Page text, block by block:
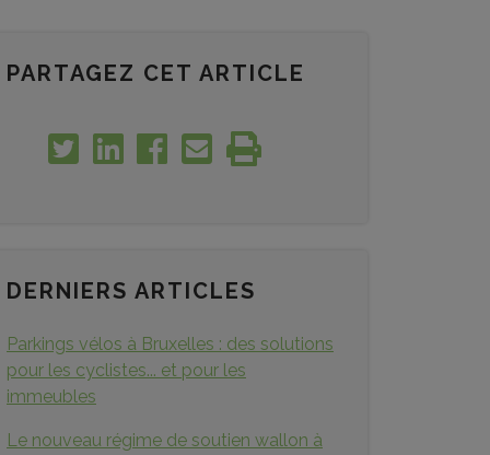
PARTAGEZ CET ARTICLE
DERNIERS ARTICLES
Parkings vélos à Bruxelles : des solutions
pour les cyclistes... et pour les
immeubles
Le nouveau régime de soutien wallon à